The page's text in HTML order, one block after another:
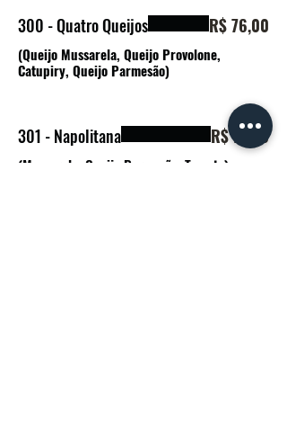
300 - Quatro Queijos
(Queijo Mussarela, Queijo Provolone,
Catupiry, Queijo Parmesão)
R$ 76,00
301 - Napolitana
(Mussarela, Queijo Parmesão, Tomate)
R$ 77,00